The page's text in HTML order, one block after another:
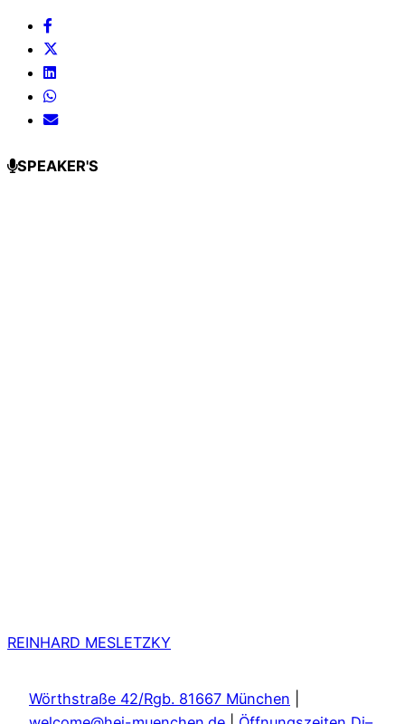
SPEAKER'S
REINHARD MESLETZKY
Wörthstraße 42/Rgb. 81667 München